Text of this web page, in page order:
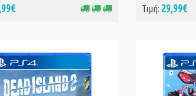
Τιμή:29,99€